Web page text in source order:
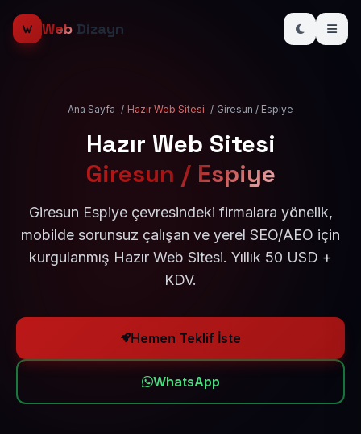
Web Dizayn
Ana Sayfa / Hazır Web Sitesi / Giresun / Espiye
Hazır Web Sitesi
Giresun / Espiye
Giresun Espiye çevresindeki firmalara yönelik,
mobilde sorunsuz çalışan ve yerel SEO/AEO için
kurgulanmış Hazır Web Sitesi. Yıllık 50 USD +
KDV.
Hemen Teklif İste
WhatsApp